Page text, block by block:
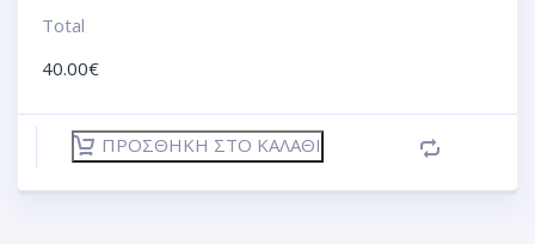
Total
40.00€
ΠΡΟΣΘΉΚΗ ΣΤΟ ΚΑΛΆΘΙ